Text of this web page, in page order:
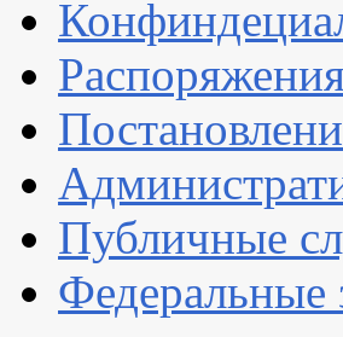
Публичные
Федеральные